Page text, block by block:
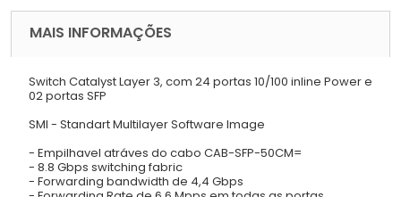
MAIS INFORMAÇÕES
Switch Catalyst Layer 3, com 24 portas 10/100 inline Power e
02 portas SFP
SMI - Standart Multilayer Software Image
- Empilhavel atráves do cabo CAB-SFP-50CM=
- 8.8 Gbps switching fabric
- Forwarding bandwidth de 4,4 Gbps